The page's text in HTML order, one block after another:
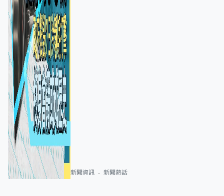
新聞資訊 新聞熱話